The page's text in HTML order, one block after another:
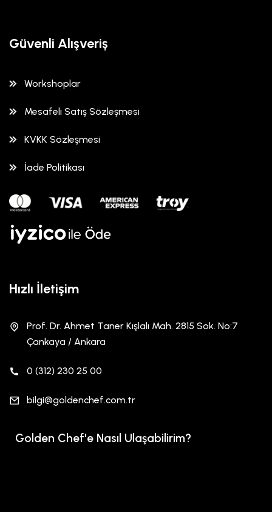
Güvenli Alışveriş
Workshoplar
Mesafeli Satış Sözleşmesi
KVKK Sözleşmesi
İade Politikası
Hızlı İletişim
Prof. Dr. Ahmet Taner Kışlalı Mah. 2815 Sok. No:7
Çankaya / Ankara
0 (312) 230 25 00
bilgi@goldenchef.com.tr
Golden Chef'e Nasıl Ulaşabilirim?